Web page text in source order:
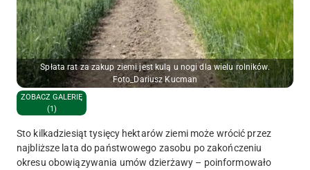
Spłata rat za zakup ziemi jest kulą u nogi dla wielu rolników.
Foto_Dariusz Kucman
ZOBACZ GALERIĘ
(1)
Sto kilkadziesiąt tysięcy hektarów ziemi może wrócić przez
najbliższe lata do państwowego zasobu po zakończeniu
okresu obowiązywania umów dzierżawy – poinformowało